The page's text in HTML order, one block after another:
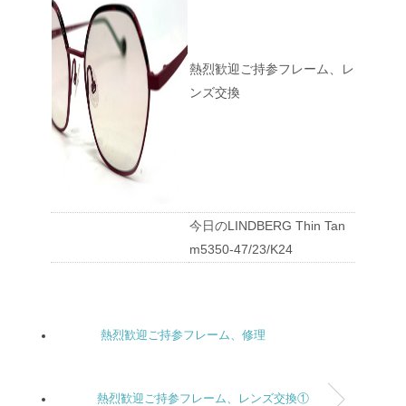
熱烈歓迎ご持参フレーム、レ
ンズ交換
今日のLINDBERG Thin Tan
m5350-47/23/K24
熱烈歓迎ご持参フレーム、修理
熱烈歓迎ご持参フレーム、レンズ交換①